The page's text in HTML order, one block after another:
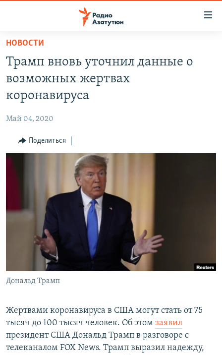
Перейти
основному
содержанию
основной
Перейти
НОВОСТИ
ЭКОНОМИКА
РЕГИОН
НАГОРНЫЙ КАРАБАХ
АРХИВ
Հայերեն
Русский
НОВОСТИ
Трамп вновь уточнил данные о
возможных жертвах
коронавируса
Май 04, 2020
Поделиться
Дональд Трамп
Жертвами коронавируса в США могут стать от 75
тысяч до 100 тысяч человек. Об этом заявил
президент США Дональд Трамп в разговоре с
телеканалом FOX News. Трамп выразил надежду,